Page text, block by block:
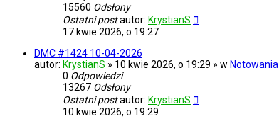
15560 Odsłony
Ostatni postautor: KrystianS
17 kwie 2026, o 19:27
DMC #1424 10-04-2026
autor: KrystianS » 10 kwie 2026, o 19:29 » w Notowania
0 Odpowiedzi
13267 Odsłony
Ostatni postautor: KrystianS
10 kwie 2026, o 19:29